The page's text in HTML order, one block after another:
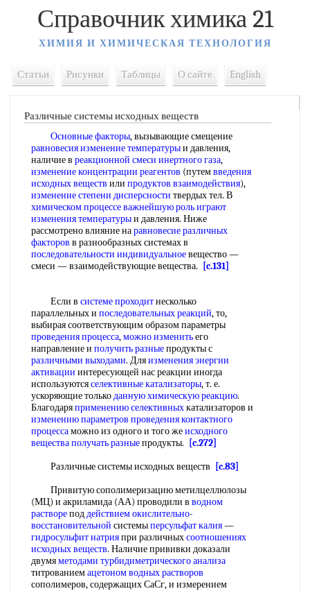
Справочник химика 21
ХИМИЯ И ХИМИЧЕСКАЯ ТЕХНОЛОГИЯ
Статьи Рисунки Таблицы О сайте English
Различные системы исходных веществ
Основные факторы, вызывающие смещение
равновесия изменение температурыи давления,
наличие в реакционной смеси инертного газа,
изменение концентрации реагентов (путемвведения
исходных веществ или продуктов взаимодействия),
изменение степени дисперсности твердых тел. В
химическом процессе важнейшуюроль играют
изменения температурыи давления. Ниже
рассмотрено влияние наравновесие различных
факторов в разнообразных системах в
последовательности индивидуальноевещество —
смеси — взаимодействующие вещества.
[c.131]
Если в системе проходитнесколько
параллельных и последовательных реакций, то,
выбирая соответствующим образом параметры
проведения процесса,можно изменитьего
направление и получить разныепродукты с
различными выходами. Дляизменения энергии
активации интересующей нас реакции иногда
используютсяселективные катализаторы, т. е.
ускоряющие толькоданную химическую реакцию.
Благодаряприменению селективныхкатализаторов и
изменению параметров проведения контактного
процессаможно из одного и того жеисходного
веществаполучать разныепродукты.
[c.272]
Различные системы исходных веществ
[c.83]
Привитую сополимеризацию метилцеллюлозы
(МЦ) и акриламида (АА) проводили в водном
раствореподдействием окислительно-
восстановительной системыперсульфат калия—
гидросульфит натрияпри различныхсоотношениях
исходных веществ. Наличие прививки доказали
двумяметодами турбидиметрического анализа
титрованиемацетоном водных растворов
сополимеров, содержащих СаСг, и измерением